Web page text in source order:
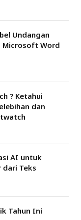
Undangan
Microsoft Word
? Ketahui
dan
AI untuk
dari Teks
Tahun Ini